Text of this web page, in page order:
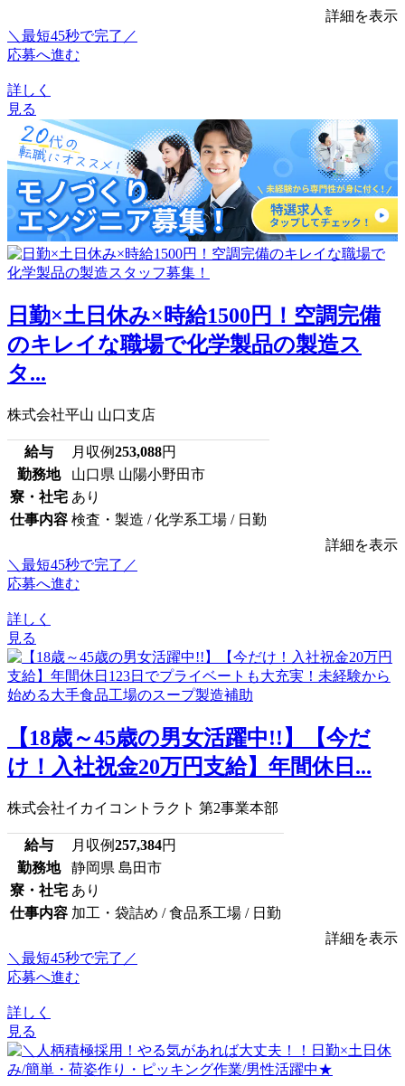
詳細を表示
＼最短45秒で完了／
応募へ進む
詳しく
見る
日勤×土日休み×時給1500円！空調完備
のキレイな職場で化学製品の製造ス
タ...
株式会社平山 山口支店
給与 月収例253,088円
勤務地
山口県 山陽小野田市
寮・社宅 あり
仕事内容 検査・製造 / 化学系工場 / 日勤
詳細を表示
＼最短45秒で完了／
応募へ進む
詳しく
見る
【18歳～45歳の男女活躍中!!】【今だ
け！入社祝金20万円支給】年間休日...
株式会社イカイコントラクト 第2事業本部
給与 月収例257,384円
勤務地
静岡県 島田市
寮・社宅 あり
仕事内容 加工・袋詰め / 食品系工場 / 日勤
詳細を表示
＼最短45秒で完了／
応募へ進む
詳しく
見る